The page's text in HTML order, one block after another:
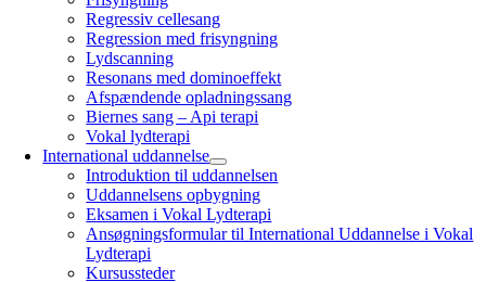
Regressiv cellesang
Regression med frisyngning
Lydscanning
Resonans med dominoeffekt
Afspændende opladningssang
Biernes sang – Api terapi
Vokal lydterapi
International uddannelse
Introduktion til uddannelsen
Uddannelsens opbygning
Eksamen i Vokal Lydterapi
Ansøgningsformular til International Uddannelse i Vokal
Lydterapi
Kursussteder